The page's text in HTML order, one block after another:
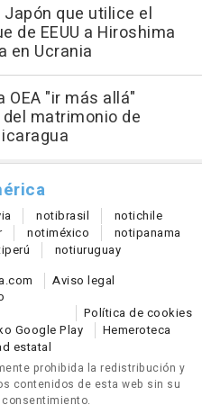
que utilice el
de EEUU a Hiroshima
en Ucrania
OEA "ir más allá"
matrimonio de
notibrasil notichile
notiméxico notipanama
perú notiuruguay
Aviso legal
Política de cookies
Google Play
Hemeroteca
estatal
prohibida la redistribución y
contenidos de esta web sin su